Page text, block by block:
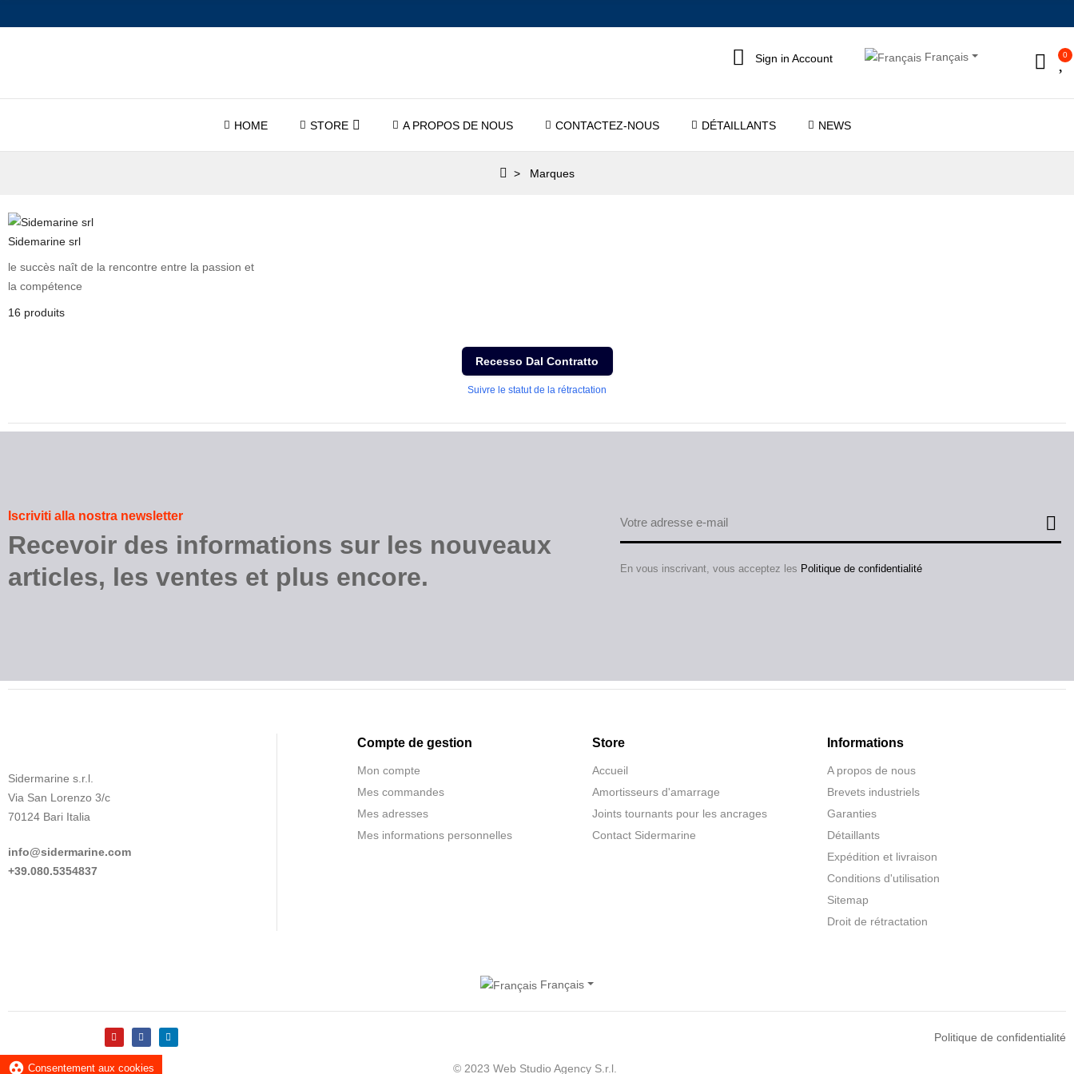
Sign in Account Français 0
HOME STORE A PROPOS DE NOUS CONTACTEZ-NOUS DÉTAILLANTS NEWS
Marques
Sidemarine srl
le succès naît de la rencontre entre la passion et
la compétence
16 produits
Recesso Dal Contratto
Suivre le statut de la rétractation
Iscriviti alla nostra newsletter
Recevoir des informations sur les nouveaux
articles, les ventes et plus encore.
En vous inscrivant, vous acceptez les Politique de confidentialité
Sidermarine s.r.l.
Via San Lorenzo 3/c
70124 Bari Italia
info@sidermarine.com
+39.080.5354837
Compte de gestion
Mon compte
Mes commandes
Mes adresses
Mes informations personnelles
Store
Accueil
Amortisseurs d'amarrage
Joints tournants pour les ancrages
Contact Sidermarine
Informations
A propos de nous
Brevets industriels
Garanties
Détaillants
Expédition et livraison
Conditions d'utilisation
Sitemap
Droit de rétractation
Français
© 2023 Web Studio Agency S.r.l.
Politique de confidentialité
group_work Consentement aux cookies